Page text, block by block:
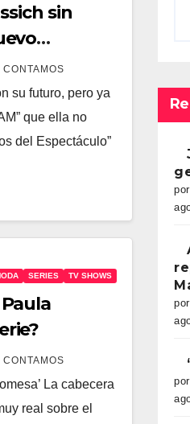
sin
su futuro, pero ya
que ella no
del Espectáculo”
SERIES TV SHOWS
La cabecera
real sobre el